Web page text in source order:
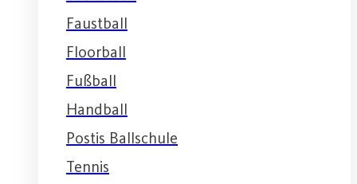
Faustball
Floorball
Fußball
Handball
Postis Ballschule
Tennis